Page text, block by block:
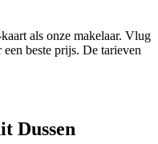
als onze makelaar. Vlug
beste prijs. De tarieven
Dussen